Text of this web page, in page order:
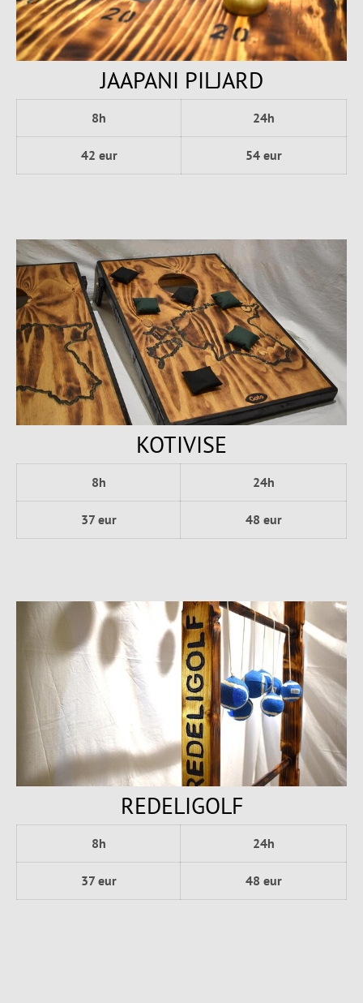
JAAPANI PILJARD
8h 24h
42 eur 54 eur
KOTIVISE
8h 24h
37 eur 48 eur
REDELIGOLF
8h 24h
37 eur 48 eur